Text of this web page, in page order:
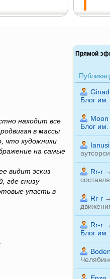
находит все
в массы
что художники
на самые
видит эскиз
где снизу
упасть в
Прямой
Блог
Moon
Блог
Ianusi
Rr-r→
Rr-r→
Rr-r→
Блог им.
Boden